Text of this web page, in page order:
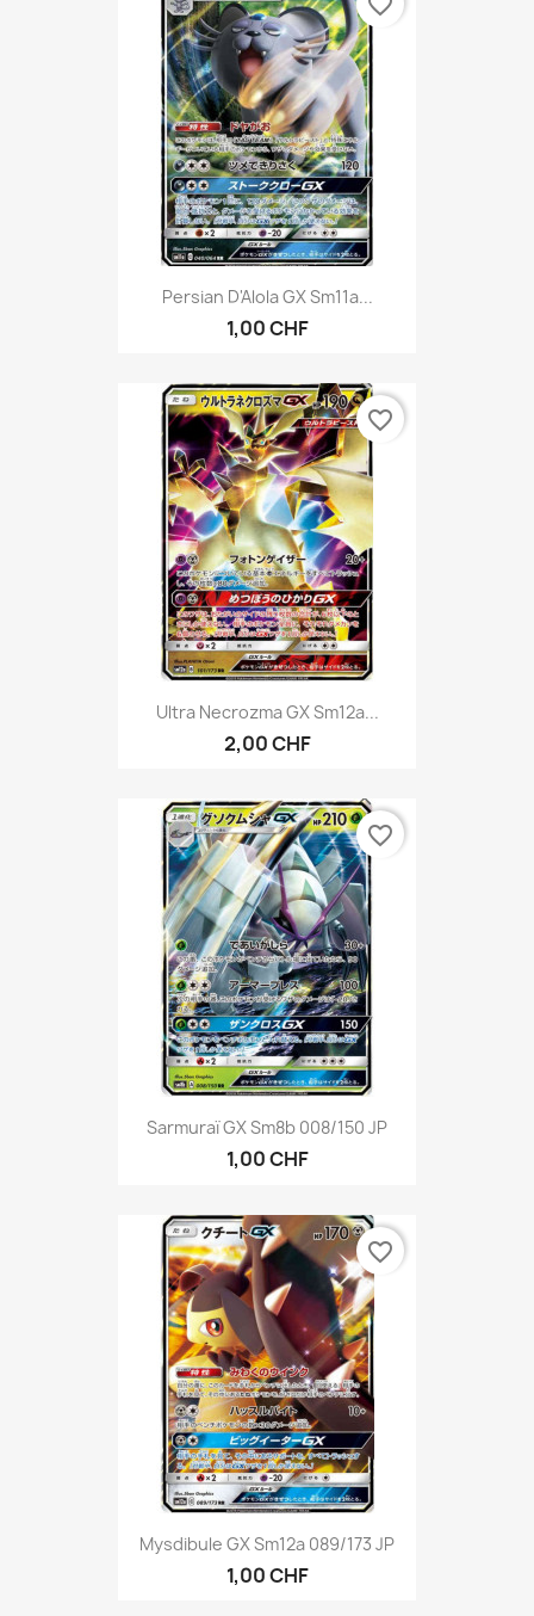
Persian D'Alola GX Sm11a...
1,00 CHF
Ultra Necrozma GX Sm12a...
2,00 CHF
favorite_border
Sarmuraï GX Sm8b 008/150 JP
1,00 CHF
favorite_border
Mysdibule GX Sm12a 089/173 JP
1,00 CHF
favorite_border